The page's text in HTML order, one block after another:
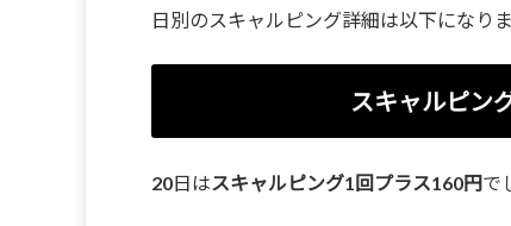
日別のスキャルピング詳細は以下になりま
スキャルピン
20日はスキャルピング1回プラス160円で